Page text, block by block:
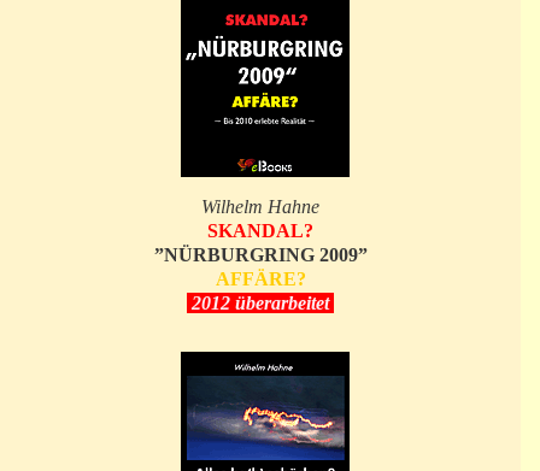
Wilhelm Hahne
SKANDAL?
”NÜRBURGRING 2009”
AFFÄRE?
2012 überarbeitet